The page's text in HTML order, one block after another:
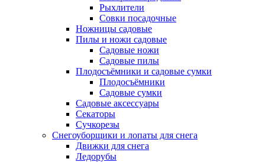
Рыхлители
Совки посадочные
Ножницы садовые
Пилы и ножи садовые
Садовые ножи
Садовые пилы
Плодосъёмники и садовые сумки
Плодосъёмники
Садовые сумки
Садовые аксессуары
Секаторы
Сучкорезы
Снегоуборщики и лопаты для снега
Движки для снега
Ледорубы